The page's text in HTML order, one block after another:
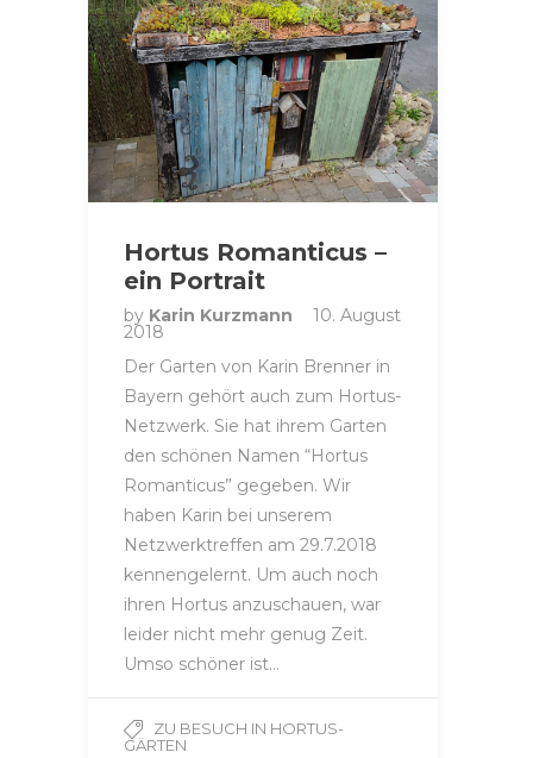
Hortus Romanticus –
ein Portrait
by Karin Kurzmann 10. August
2018
Der Garten von Karin Brenner in
Bayern gehört auch zum Hortus-
Netzwerk. Sie hat ihrem Garten
den schönen Namen “Hortus
Romanticus” gegeben. Wir
haben Karin bei unserem
Netzwerktreffen am 29.7.2018
kennengelernt. Um auch noch
ihren Hortus anzuschauen, war
leider nicht mehr genug Zeit.
Umso schöner ist…
ZU BESUCH IN HORTUS-
GÄRTEN